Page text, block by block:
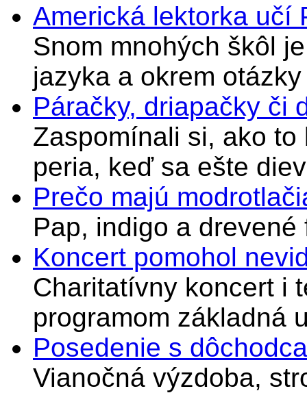
Americká lektorka učí
Snom mnohých škôl
jazyka a okrem
Páračky, driapačky či
Zaspomínali si, ako
peria, keď sa ešte
Prečo majú
Pap, indigo a drevené
Koncert pomohol
Charitatívny koncert i
programom základná
Posedenie s
Vianočná výzdoba,